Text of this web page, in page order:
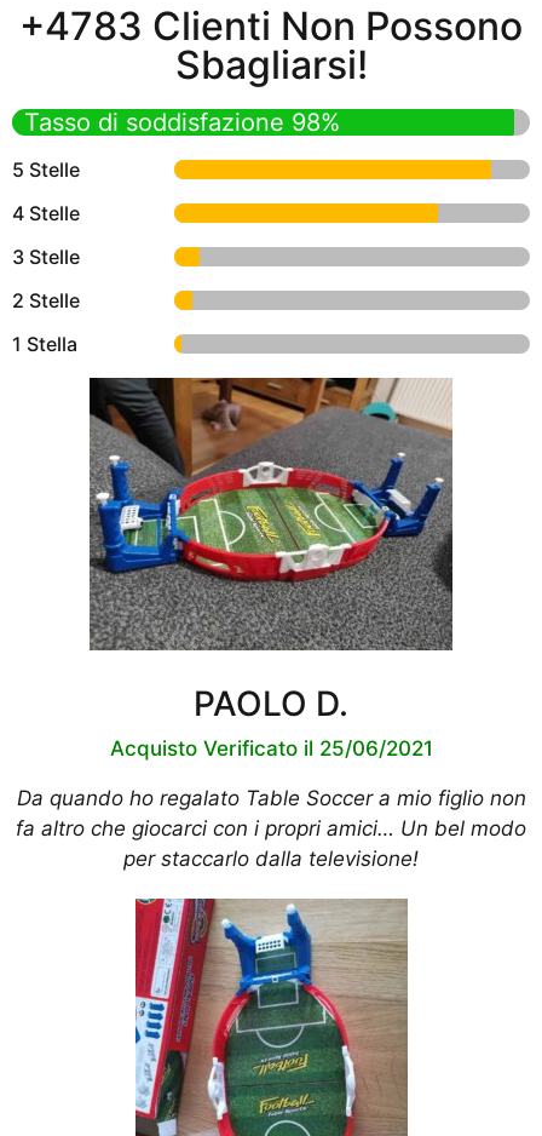
+4783 Clienti Non Possono
Sbagliarsi!
Tasso di soddisfazione 98%
5 Stelle
4 Stelle
3 Stelle
2 Stelle
1 Stella
PAOLO D.
Acquisto Verificato il 25/06/2021
Da quando ho regalato Table Soccer a mio figlio non
fa altro che giocarci con i propri amici… Un bel modo
per staccarlo dalla televisione!